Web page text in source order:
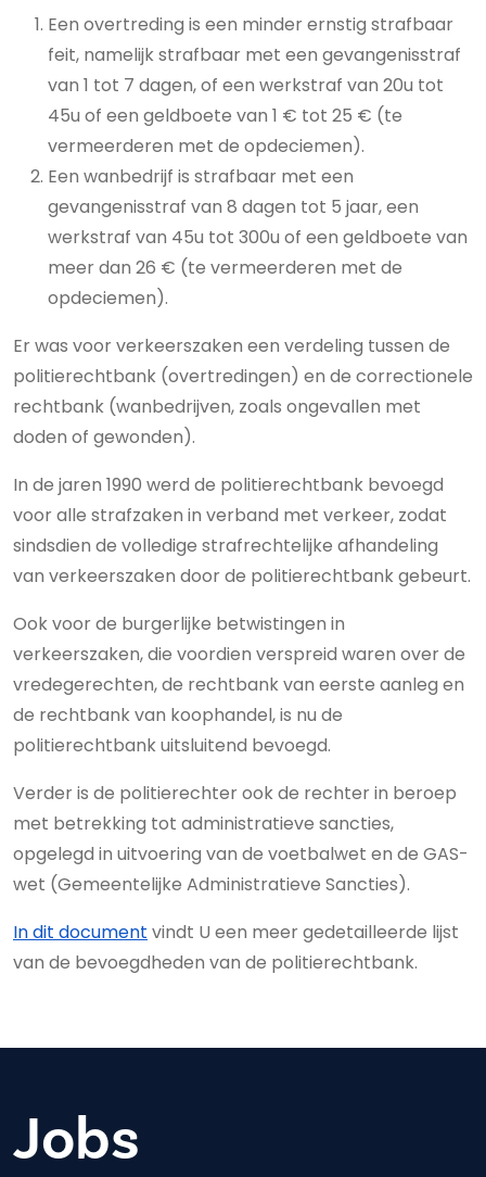
Een overtreding is een minder ernstig strafbaar
feit, namelijk strafbaar met een gevangenisstraf
van 1 tot 7 dagen, of een werkstraf van 20u tot
45u of een geldboete van 1 € tot 25 € (te
vermeerderen met de opdeciemen).
Een wanbedrijf is strafbaar met een
gevangenisstraf van 8 dagen tot 5 jaar, een
werkstraf van 45u tot 300u of een geldboete van
meer dan 26 € (te vermeerderen met de
opdeciemen).
Er was voor verkeerszaken een verdeling tussen de
politierechtbank (overtredingen) en de correctionele
rechtbank (wanbedrijven, zoals ongevallen met
doden of gewonden).
In de jaren 1990 werd de politierechtbank bevoegd
voor alle strafzaken in verband met verkeer, zodat
sindsdien de volledige strafrechtelijke afhandeling
van verkeerszaken door de politierechtbank gebeurt.
Ook voor de burgerlijke betwistingen in
verkeerszaken, die voordien verspreid waren over de
vredegerechten, de rechtbank van eerste aanleg en
de rechtbank van koophandel, is nu de
politierechtbank uitsluitend bevoegd.
Verder is de politierechter ook de rechter in beroep
met betrekking tot administratieve sancties,
opgelegd in uitvoering van de voetbalwet en de GAS-
wet (Gemeentelijke Administratieve Sancties).
In dit document vindt U een meer gedetailleerde lijst
van de bevoegdheden van de politierechtbank.
Jobs